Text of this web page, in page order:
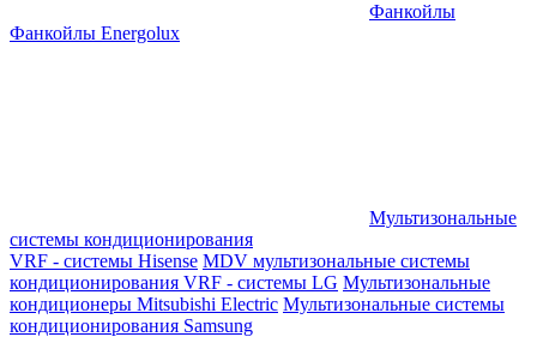
Фанкойлы
Фанкойлы Energolux
Мультизональные
системы кондиционирования
VRF - системы Hisense MDV мультизональные системы
кондиционирования VRF - системы LG Мультизональные
кондиционеры Mitsubishi Electric Мультизональные системы
кондиционирования Samsung